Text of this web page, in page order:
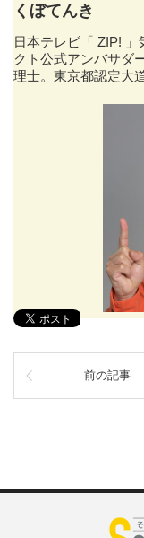
くぼてんき
日本テレビ「 ZIP!
クト公式アンバサダ
理士。東京都認定大
前の記事